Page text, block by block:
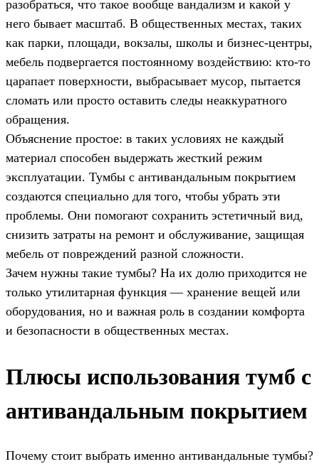
разобраться, что такое вообще вандализм и какой у
него бывает масштаб. В общественных местах, таких
как парки, площади, вокзалы, школы и бизнес-центры,
мебель подвергается постоянному воздействию: кто-то
царапает поверхности, выбрасывает мусор, пытается
сломать или просто оставить следы неаккуратного
обращения.
Объяснение простое: в таких условиях не каждый
материал способен выдержать жесткий режим
эксплуатации. Тумбы с антивандальным покрытием
создаются специально для того, чтобы убрать эти
проблемы. Они помогают сохранить эстетичный вид,
снизить затраты на ремонт и обслуживание, защищая
мебель от повреждений разной сложности.
Зачем нужны такие тумбы? На их долю приходится не
только утилитарная функция — хранение вещей или
оборудования, но и важная роль в создании комфорта
и безопасности в общественных местах.
Плюсы использования тумб с
антивандальным покрытием
Почему стоит выбрать именно антивандальные тумбы?